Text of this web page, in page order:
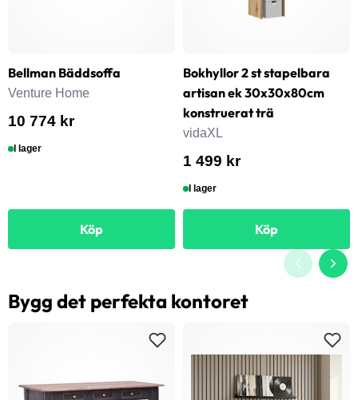
Bellman Bäddsoffa
Venture Home
10 774 kr
I lager
Köp
Bokhyllor 2 st stapelbara
artisan ek 30x30x80cm
konstruerat trä
vidaXL
1 499 kr
I lager
Köp
Bygg det perfekta kontoret